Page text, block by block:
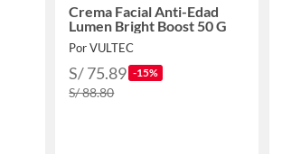
Crema Facial Anti-Edad
Lumen Bright Boost 50 G
Por VULTEC
S/ 75.89 -15%
S/ 88.80